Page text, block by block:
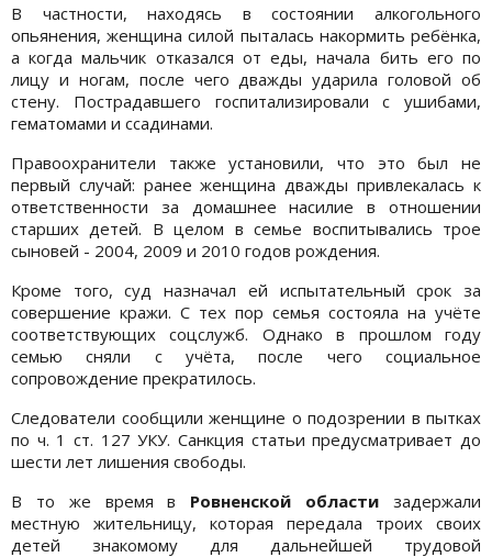
В частности, находясь в состоянии алкогольного
опьянения, женщина силой пыталась накормить ребёнка,
а когда мальчик отказался от еды, начала бить его по
лицу и ногам, после чего дважды ударила головой об
стену. Пострадавшего госпитализировали с ушибами,
гематомами и ссадинами.
Правоохранители также установили, что это был не
первый случай: ранее женщина дважды привлекалась к
ответственности за домашнее насилие в отношении
старших детей. В целом в семье воспитывались трое
сыновей - 2004, 2009 и 2010 годов рождения.
Кроме того, суд назначал ей испытательный срок за
совершение кражи. С тех пор семья состояла на учёте
соответствующих соцслужб. Однако в прошлом году
семью сняли с учёта, после чего социальное
сопровождение прекратилось.
Следователи сообщили женщине о подозрении в пытках
по ч. 1 ст. 127 УКУ. Санкция статьи предусматривает до
шести лет лишения свободы.
В то же время в Ровненской области задержали
местную жительницу, которая передала троих своих
детей знакомому для дальнейшей трудовой